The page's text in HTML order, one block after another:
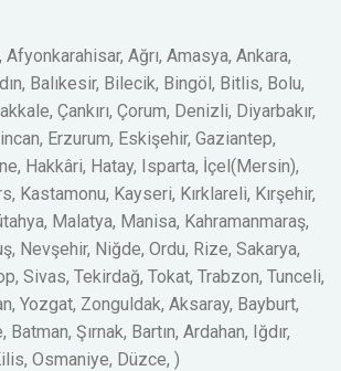
Afyonkarahisar, Ağrı, Amasya, Ankara,
Balıkesir, Bilecik, Bingöl, Bitlis, Bolu,
Çankırı, Çorum, Denizli, Diyarbakır,
Erzurum, Eskişehir, Gaziantep,
Hakkâri, Hatay, Isparta, İçel(Mersin),
Kastamonu, Kayseri, Kırklareli, Kırşehir,
Malatya, Manisa, Kahramanmaraş,
Nevşehir, Niğde, Ordu, Rize, Sakarya,
Sivas, Tekirdağ, Tokat, Trabzon, Tunceli,
Yozgat, Zonguldak, Aksaray, Bayburt,
Batman, Şırnak, Bartın, Ardahan, Iğdır,
Osmaniye, Düzce, )